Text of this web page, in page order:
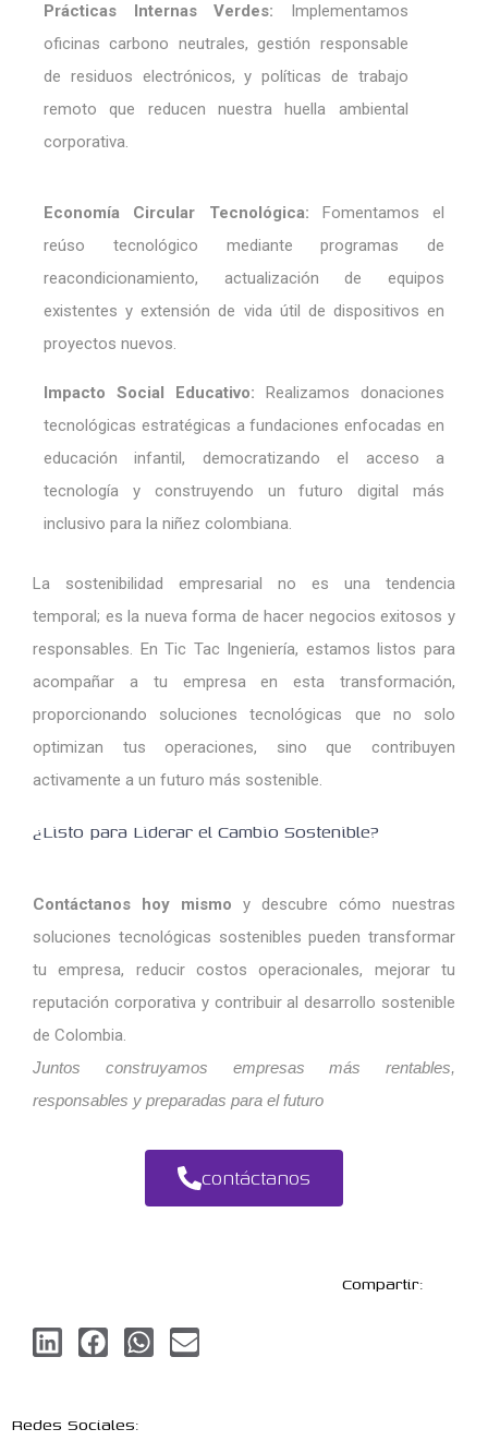
Prácticas Internas Verdes: Implementamos
oficinas carbono neutrales, gestión responsable
de residuos electrónicos, y políticas de trabajo
remoto que reducen nuestra huella ambiental
corporativa.
Economía Circular Tecnológica: Fomentamos el
reúso tecnológico mediante programas de
reacondicionamiento, actualización de equipos
existentes y extensión de vida útil de dispositivos en
proyectos nuevos.
Impacto Social Educativo: Realizamos donaciones
tecnológicas estratégicas a fundaciones enfocadas en
educación infantil, democratizando el acceso a
tecnología y construyendo un futuro digital más
inclusivo para la niñez colombiana.
La sostenibilidad empresarial no es una tendencia
temporal; es la nueva forma de hacer negocios exitosos y
responsables. En Tic Tac Ingeniería, estamos listos para
acompañar a tu empresa en esta transformación,
proporcionando soluciones tecnológicas que no solo
optimizan tus operaciones, sino que contribuyen
activamente a un futuro más sostenible.
¿Listo para Liderar el Cambio Sostenible?
Contáctanos hoy mismo y descubre cómo nuestras
soluciones tecnológicas sostenibles pueden transformar
tu empresa, reducir costos operacionales, mejorar tu
reputación corporativa y contribuir al desarrollo sostenible
de Colombia.
Juntos construyamos empresas más rentables,
responsables y preparadas para el futuro
contáctanos
Compartir:
Redes Sociales: